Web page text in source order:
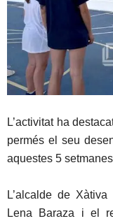
L’activitat ha
permés el seu
aquestes 5 setmanes
L’alcalde de
Lena Baraza i el